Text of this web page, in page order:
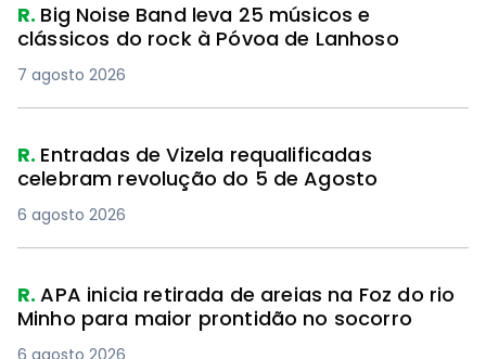
R. Big Noise Band leva 25 músicos e
clássicos do rock à Póvoa de Lanhoso
7 agosto 2026
R. Entradas de Vizela requalificadas
celebram revolução do 5 de Agosto
6 agosto 2026
R.APA inicia retirada de areias na Foz do rio
Minho para maior prontidão no socorro
6 agosto 2026